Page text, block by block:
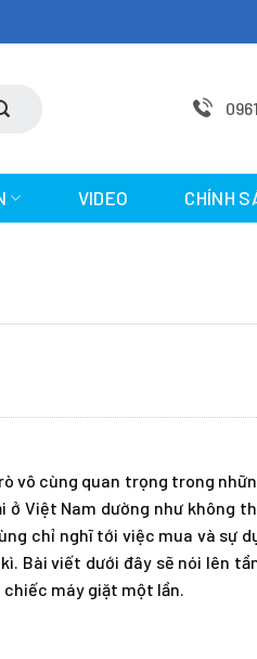
VIDEO CHÍNH
vô cùng quan trọng trong
Việt Nam dường như không
chỉ nghĩ tới việc mua và sự
Bài viết dưới đây sẽ nói lên
máy giặt một lần.